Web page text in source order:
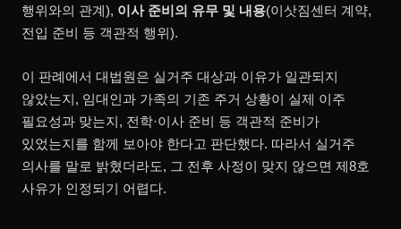
행위와의 관계), 이사 준비의 유무 및 내용(이삿짐센터 계약,
전입 준비 등 객관적 행위).
이 판례에서 대법원은 실거주 대상과 이유가 일관되지
않았는지, 임대인과 가족의 기존 주거 상황이 실제 이주
필요성과 맞는지, 전학·이사 준비 등 객관적 준비가
있었는지를 함께 보아야 한다고 판단했다. 따라서 실거주
의사를 말로 밝혔더라도, 그 전후 사정이 맞지 않으면 제8호
사유가 인정되기 어렵다.